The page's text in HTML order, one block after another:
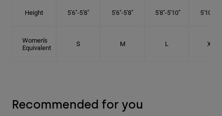
Height 5'6"-5'8" 5'6"-5'8" 5'8"-5'10" 5'10"- 6'
Women's
Equivalent
S M L XL
Recommended for you